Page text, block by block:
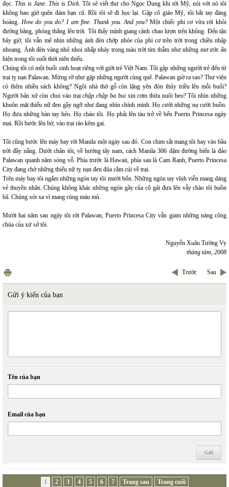
đọc. This is Jane. This is Dick. Tôi sẽ viết thư cho Ngọc Dung khi tới Mỹ, nói với nó tôi
không bao giờ quên đám bạn cũ. Rồi tôi sẽ đi học lại. Gặp cô giáo Mỹ, tôi bắt tay đàng
hoàng. How do you do? I am fine. Thank you. And you?Một chiếc phi cơ vừa rời khỏi
đường băng, phóng thẳng lên trời. Tôi thấy mình giang cánh chao lượn trên không. Đến tận
bây giờ, tôi vẫn mê nhìn những ánh đèn chớp nhóe của phi cơ trên trời trong chiều nhập
nhoạng. Ánh đèn vàng nhỏ nhoi nhấp nháy trong màu trời tím thẫm như những mơ ước ẩn
hiện trong tôi suốt thời niên thiếu.
Chúng tôi có một buổi sinh hoạt riêng với giới trẻ Việt Nam. Tôi gặp những người trẻ đến từ
trại tỵ nạn Palawan. Mừng rỡ như gặp những người cùng quê. Palawan giờ ra sao? Thư viện
có thêm nhiều sách không? Ngôi nhà thờ gỗ còn lặng yên đón thủy triều lên mỗi buổi?
Người bản xứ còn chui vào trạichập chập ba buixin cơm thừa nuôi heo? Tôi nhìn những
khuôn mặt thiếu nữ đen gầy ngỡ như đang nhìn chính mình. Họ cười những nụ cười buồn.
Họ đưa những bàn tay héo. Họ chào tôi. Họ phải lên tàu trở về bến Puerto Princesa ngày
mai. Rồi bước lên bờ, vào trại rào kẽm gai.
Tôi cũng bước lên máy bay rời Manila một ngày sau đó. Con chim sắt mang tôi bay vào bầu
trời đầy nắng. Dưới chân tôi, về hướng tây nam, cách Manila 306 dặm đường biển là đảo
Palawan quanh năm sóng vỗ. Phía trước là Hawaii, phía sau là Cam Ranh, Puerto Princesa
City đang chờ những thiếu nữ tỵ nạn đen đúa cắm cúi về trại.
Trên máy bay tôi ngắm những ngón tay tôi mười bốn. Những ngón tay vĩnh viễn mang dáng
vẻ thuyền nhân. Chúng không khác những ngón gầy của cô gái đưa lên vẫy chào tôi buồn
bã. Chúng xót xa vì mang cùng máu mủ.
Mười hai năm sau ngày tôi rời Palawan, Puerto Princesa City vẫn giam những nàng công
chúa của xứ sở tôi.
Nguyễn Xuân Tường Vy
tháng tám, 2008
Trước Sau
Gửi ý kiến của bạn
Tên của bạn
Email của bạn
1 2 3 4 5 6 7 Trang sau Trang cuối